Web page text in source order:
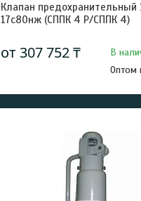
Клапан предохранительный
17с80нж (СППК 4 Р/СППК 4)
от 307 752 ₸
В
Оптом